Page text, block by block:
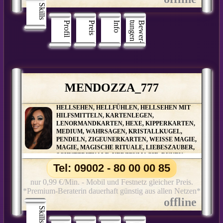
Skills
Profil
Preis Info B
e
w
e
r
­
t
u
n
g
e
n
MENDOZZA_777
HELLSEHEN, HELLFÜHLEN, HELLSEHEN MIT
HILFSMITTELN, KARTENLEGEN,
LENORMANDKARTEN, HEXE, KIPPERKARTEN,
MEDIUM, WAHRSAGEN, KRISTALLKUGEL,
PENDELN, ZIGEUNERKARTEN, WEISSE MAGIE, M
AGIE, MAGISCHE RITUALE, LIEBESZAUBER, S
CHUTZRITUALE, KERZENMAGIE, RUNEN, P
ARTNERBERATUNG, ORAKELKARTEN, S
ALAMIN-ORAKEL, BAUMPERLENORAKEL UND V
IELE WEITERE ORAKELKARTEN
Skills
Tel: 09002 - 80 00 00 85
nur 0,99 €/Min. - Mobil und Festnetz gleicher Preis.
*Premium-Beraterin dauerhaft günstig aus allen Netzen*